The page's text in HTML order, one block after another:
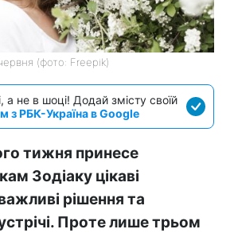
(фото: Freepik)
а не в шоці! Додай змісту своїй
з РБК-Україна в Google
тижня принесе
Зодіаку цікаві
рішення та
Проте лише трьом